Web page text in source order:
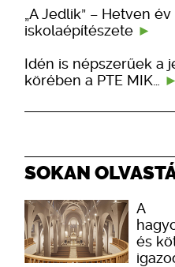
„A Jedlik” – Hetven év
iskolaépítészete
Idén is népszerűek a
körében a PTE MIK…
SOKAN
A
és